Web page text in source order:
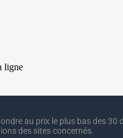
au prix le plus bas des 30
des sites concernés.